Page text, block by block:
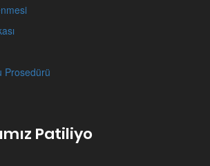
Prosedürü
Patiliyo